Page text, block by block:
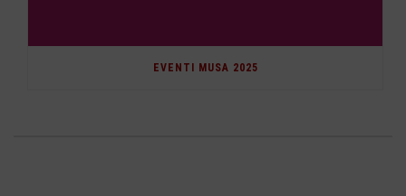
EVENTI MUSA 2025